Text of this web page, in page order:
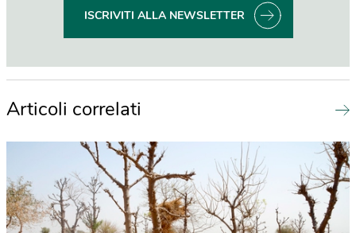
ISCRIVITI ALLA NEWSLETTER
Articoli correlati